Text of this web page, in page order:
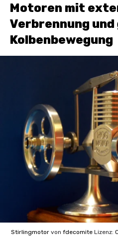
Motoren mit
Verbrennung
Kolbenbewegung
Stirlingmotor von fdecomite Lizenz: